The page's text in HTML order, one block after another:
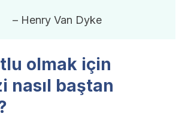
– Henry Van Dyke
olmak için
nasıl baştan